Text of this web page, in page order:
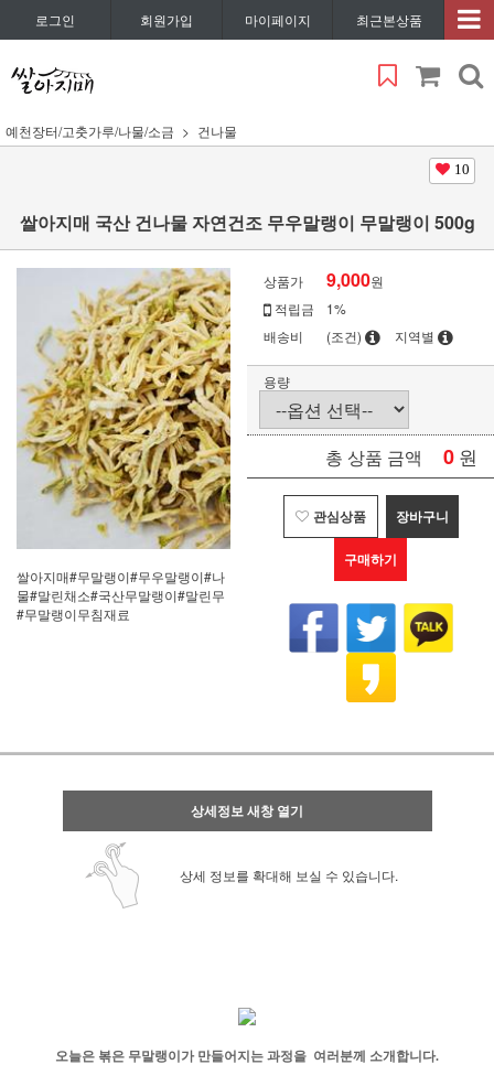
로그인 회원가입 마이페이지 최근본상품
예천장터/고춧가루/나물/소금 건나물
10
쌀아지매 국산 건나물 자연건조 무우말랭이 무말랭이 500g
쌀아지매#무말랭이#무우말랭이#나
물#말린채소#국산무말랭이#말린무
#무말랭이무침재료
상품가 9,000원
적립금
1%
배송비
(조건) 지역별
용량
총 상품 금액 0 원
관심상품 장바구니
구매하기
상세정보 새창 열기
상세 정보를 확대해 보실 수 있습니다.
오늘은 볶은 무말랭이가 만들어지는 과정을 여러분께 소개합니다.